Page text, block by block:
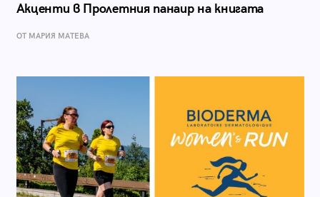
Акценти в Пролетния панаир на книгата
ОТ МАРИЯ МАТЕВА